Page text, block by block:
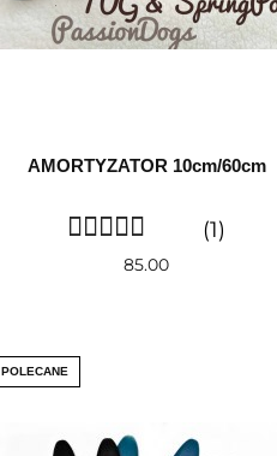
AMORTYZATOR 10cm/60cm
(1)
85.00
POLECANE